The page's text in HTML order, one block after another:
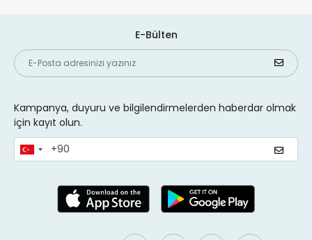
E-Bülten
Kampanya, duyuru ve bilgilendirmelerden haberdar olmak
için kayıt olun.